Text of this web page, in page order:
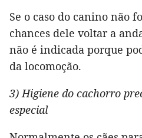
Se o caso do canino não
chances dele voltar a
não é indicada porque
da locomoção.
3) Higiene do cachorro
especial